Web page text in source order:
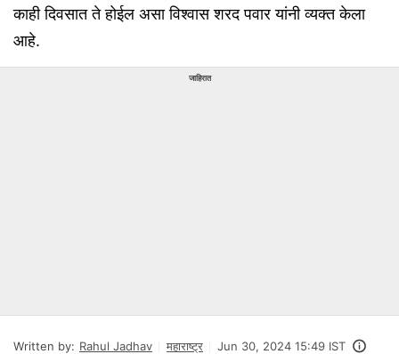
काही दिवसात ते होईल असा विश्वास शरद पवार यांनी व्यक्त केला
आहे.
जाहिरात
Written by: Rahul Jadhav महाराष्ट्र Jun 30, 2024 15:49 IST